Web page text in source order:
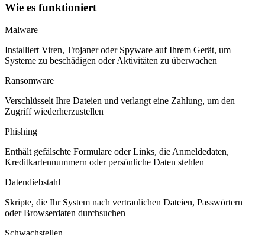
Wie es funktioniert
Malware
Installiert Viren, Trojaner oder Spyware auf Ihrem Gerät, um
Systeme zu beschädigen oder Aktivitäten zu überwachen
Ransomware
Verschlüsselt Ihre Dateien und verlangt eine Zahlung, um den
Zugriff wiederherzustellen
Phishing
Enthält gefälschte Formulare oder Links, die Anmeldedaten,
Kreditkartennummern oder persönliche Daten stehlen
Datendiebstahl
Skripte, die Ihr System nach vertraulichen Dateien, Passwörtern
oder Browserdaten durchsuchen